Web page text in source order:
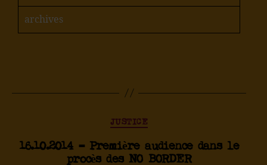
archives
JUSTICE
16.10.2014 – Première audience dans le
procès des NO BORDER